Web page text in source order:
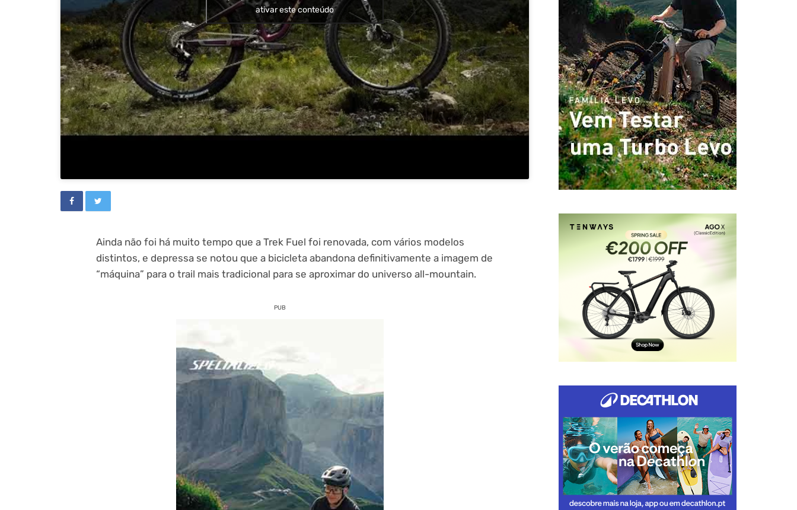
ativar este conteúdo
Ainda não foi há muito tempo que a Trek Fuel foi renovada, com vários modelos
distintos, e depressa se notou que a bicicleta abandona definitivamente a imagem de
“máquina” para o trail mais tradicional para se aproximar do universo all-mountain.
PUB